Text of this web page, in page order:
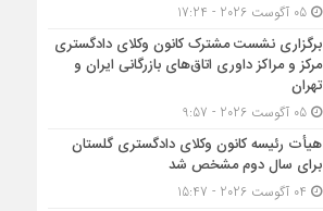
05 آگوست 2026 - 17:24
برگزاری نشست مشترک کانون وکلای دادگستری
مرکز و مراکز داوری اتاق‌های بازرگانی ایران و
تهران
05 آگوست 2026 - 9:57
هیأت ‌رئیسه کانون وکلای دادگستری گلستان
برای سال دوم مشخص شد